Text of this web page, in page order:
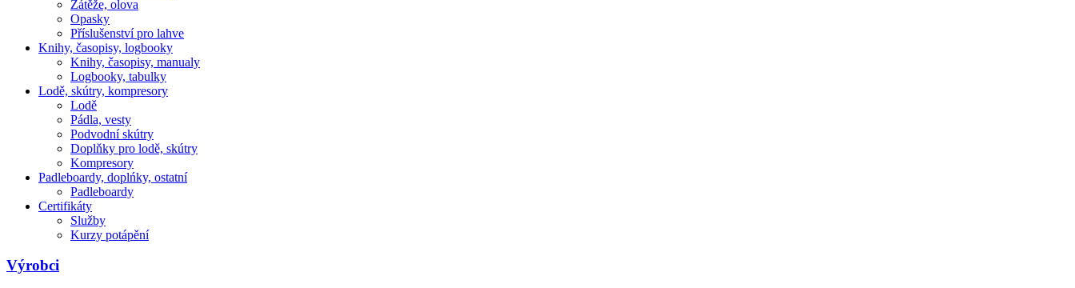
Zátěže, olova
Opasky
Příslušenství pro lahve
Knihy, časopisy, logbooky
Knihy, časopisy, manualy
Logbooky, tabulky
Lodě, skútry, kompresory
Lodě
Pádla, vesty
Podvodní skútry
Doplňky pro lodě, skútry
Kompresory
Padleboardy, doplńky, ostatní
Padleboardy
Certifikáty
Služby
Kurzy potápění
Výrobci